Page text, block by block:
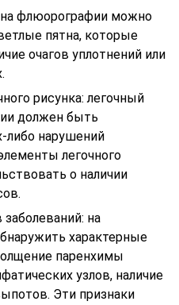
флюорографии можно
пятна, которые
очагов уплотнений или
рисунка: легочный
должен быть
либо нарушений
легочного
о наличии
на
характерные
паренхимы
узлов, наличие
Эти признаки